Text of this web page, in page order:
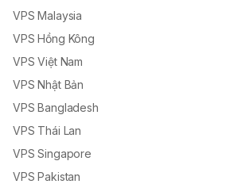
VPS Malaysia
VPS Hồng Kông
VPS Việt Nam
VPS Nhật Bản
VPS Bangladesh
VPS Thái Lan
VPS Singapore
VPS Pakistan